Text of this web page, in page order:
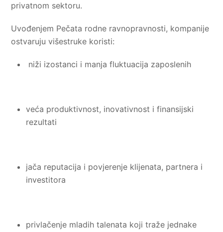
privatnom sektoru.
Uvođenjem Pečata rodne ravnopravnosti, kompanije
ostvaruju višestruke koristi:
niži izostanci i manja fluktuacija zaposlenih
veća produktivnost, inovativnost i finansijski
rezultati
jača reputacija i povjerenje klijenata, partnera i
investitora
privlačenje mladih talenata koji traže jednake